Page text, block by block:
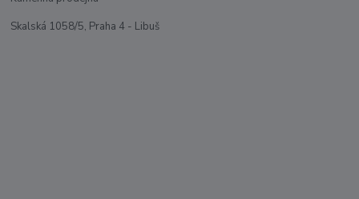
Skalská 1058/5, Praha 4 - Libuš